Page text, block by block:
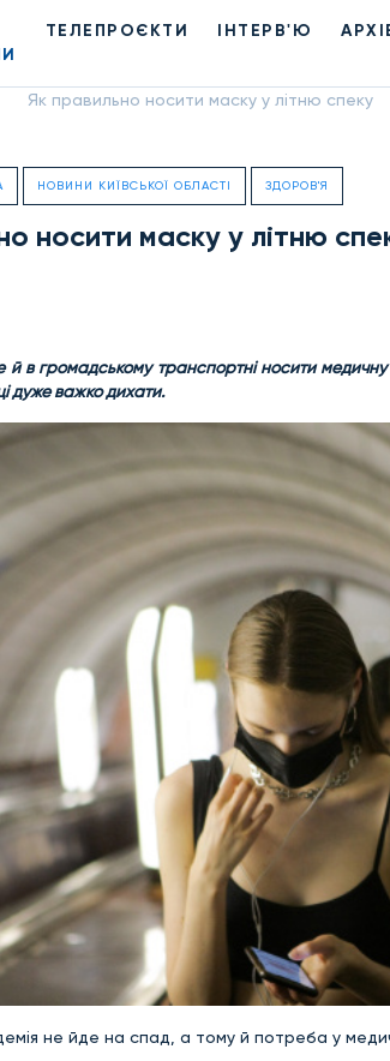
ТЕЛЕПРОЄКТИ ІНТЕРВ'Ю
Як правильно носити маску у літню спеку
НОВИНИ КИЇВСЬКОЇ ОБЛАСТІ ЗДОРОВ'Я
носити маску у літню
й в громадському транспортні носити
дуже важко дихати.
не йде на спад, а тому й потреба у